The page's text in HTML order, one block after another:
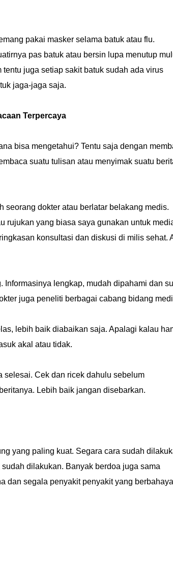
pakai masker selama batuk atau flu.
pas batuk atau bersin lupa menutup
tentu juga setiap sakit batuk sudah ada virus
jaga-jaga saja.
Terpercaya
bisa mengetahui? Tentu saja dengan
suatu tulisan atau menyimak suatu
seorang dokter atau berlatar belakang medis.
rujukan yang biasa saya gunakan untuk
konsultasi dan diskusi di milis sehat.
lengkap, mudah dipahami dan
juga peneliti berbagai cabang bidang
lebih baik diabaikan saja. Apalagi kalau
akal atau tidak.
selesai. Cek dan ricek dahulu sebelum
Lebih baik jangan disebarkan.
yang paling kuat. Segara cara sudah
dilakukan. Banyak berdoa juga sama
dan segala penyakit penyakit yang